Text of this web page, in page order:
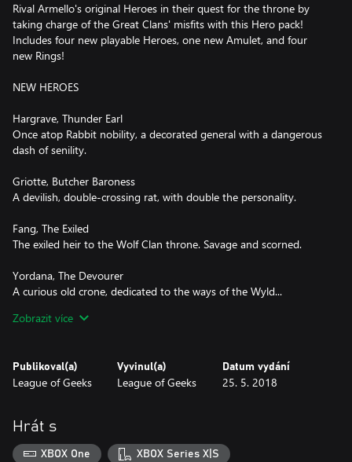
Rival Armello's original Heroes in their quest for the throne by
taking charge of the Great Clans' misfits with this Hero pack!
Includes four new playable Heroes, one new Amulet, and four
new Rings!
NEW HEROES
Hargrave, Thunder Earl
Once atop Rabbit nobility, a decorated general with a dangerous
dash of senility.
Griotte, Butcher Baroness
A devilish, double-crossing rat, with double the personality.
Fang, The Exiled
The exiled heir to the Wolf Clan throne. Savage and scorned.
Yordana, The Devourer
A curious old crone, dedicated to the ways of the Wyld...
Intimidate: A Hero Amulet befitting these new challengers.
Cat's Eye, Spinel, Chrysocolla, Taaffeite
Zobrazit více
Publikoval(a)
League of Geeks
Vyvinul(a)
League of Geeks
Datum vydání
25. 5. 2018
Hrát s
XBOX One XBOX Series X|S